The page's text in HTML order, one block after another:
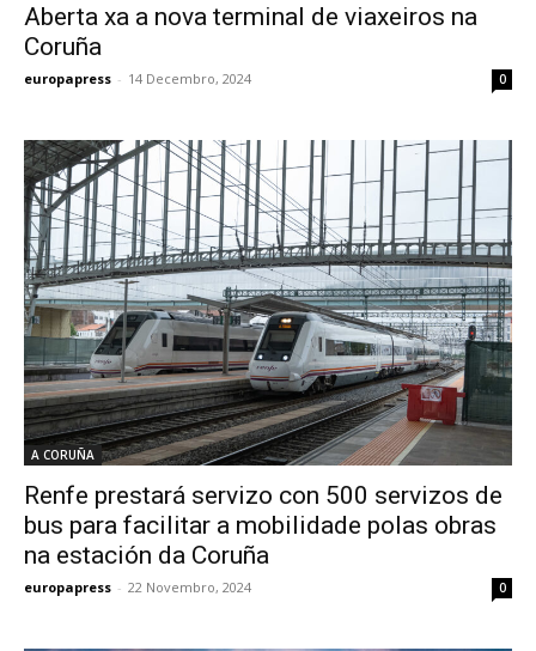
Aberta xa a nova terminal de viaxeiros na
Coruña
europapress - 14 Decembro, 2024 0
A CORUÑA
Renfe prestará servizo con 500 servizos de
bus para facilitar a mobilidade polas obras
na estación da Coruña
europapress - 22 Novembro, 2024 0